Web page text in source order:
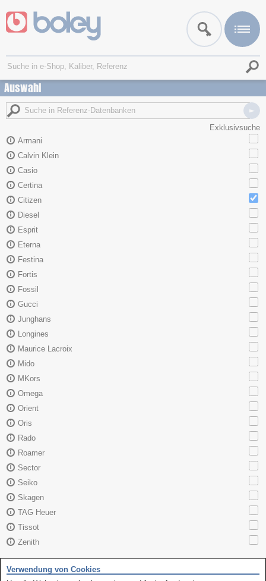
Auswahl
Exklusivsuche
Armani
Calvin Klein
Casio
Certina
Citizen
Diesel
Esprit
Eterna
Festina
Fortis
Fossil
Gucci
Junghans
Longines
Maurice Lacroix
Mido
MKors
Omega
Orient
Oris
Rado
Roamer
Sector
Seiko
Skagen
TAG Heuer
Tissot
Zenith
Citizen 4-S020328
Verwendung von Cookies